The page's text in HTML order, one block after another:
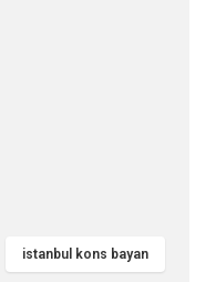
istanbul kons bayan